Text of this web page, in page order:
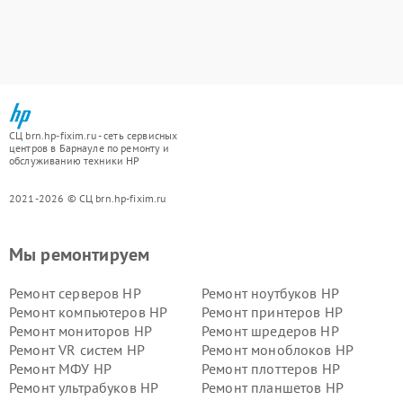
СЦ brn.hp-fixim.ru - сеть сервисных
центров в Барнауле по ремонту и
обслуживанию техники HP
2021-2026 © СЦ brn.hp-fixim.ru
Мы ремонтируем
Ремонт серверов HP
Ремонт ноутбуков HP
Ремонт компьютеров HP
Ремонт принтеров HP
Ремонт мониторов HP
Ремонт шредеров HP
Ремонт VR систем HP
Ремонт моноблоков HP
Ремонт МФУ HP
Ремонт плоттеров HP
Ремонт ультрабуков HP
Ремонт планшетов HP